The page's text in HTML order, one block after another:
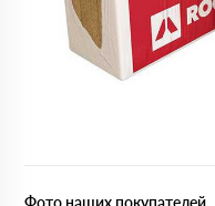
Фото наших покупателей